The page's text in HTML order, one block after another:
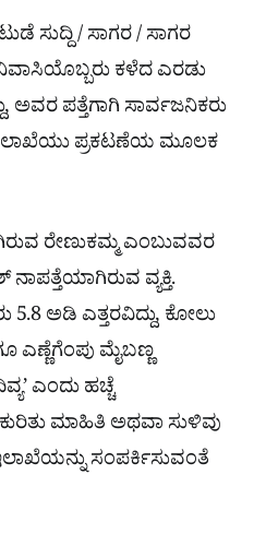
ಸುದ್ದಿ / ಸಾಗರ / ಸಾಗರ
ಕಳೆದ ಎರಡು
ಅವರ ಪತ್ತೆಗಾಗಿ ಸಾರ್ವಜನಿಕರು
ಪ್ರಕಟಣೆಯ ಮೂಲಕ
ರೇಣುಕಮ್ಮ ಎಂಬುವವರ
ವ್ಯಕ್ತಿ.
5.8 ಅಡಿ ಎತ್ತರವಿದ್ದು, ಕೋಲು
ಎಣ್ಣೆಗೆಂಪು ಮೈಬಣ್ಣ
ಎಂದು ಹಚ್ಚೆ
ಮಾಹಿತಿ ಅಥವಾ ಸುಳಿವು
ಸಂಪರ್ಕಿಸುವಂತೆ